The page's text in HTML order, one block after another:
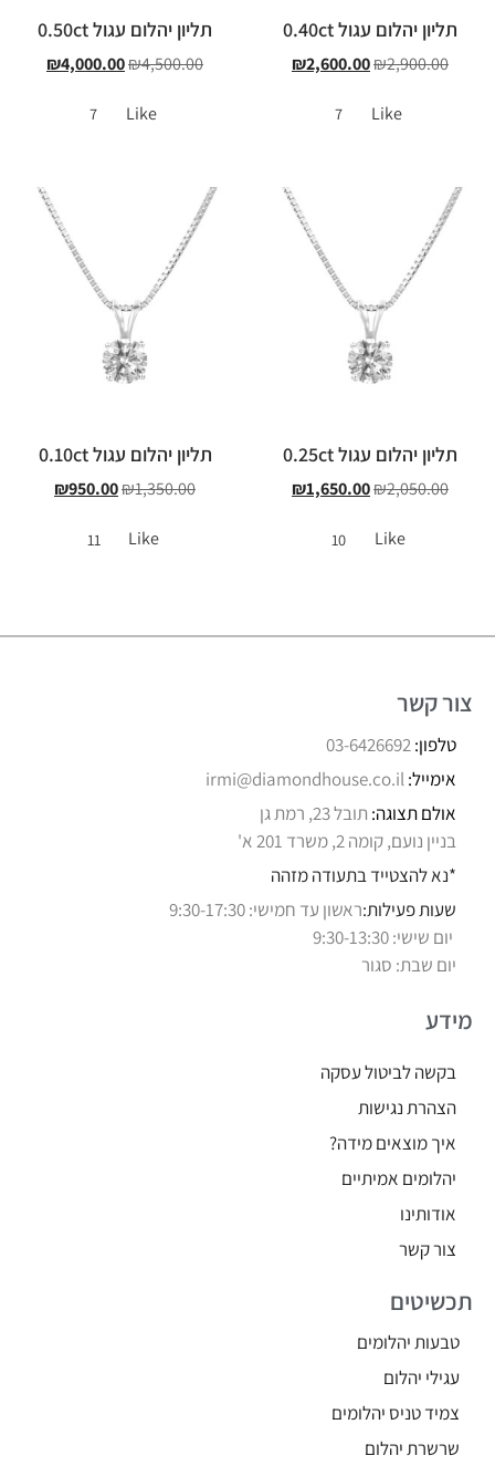
תליון יהלום עגול 0.40ct
₪2,900.00
₪2,600.00
Like
7
תליון יהלום עגול 0.50ct
₪4,500.00
₪4,000.00
Like
7
תליון יהלום עגול 0.25ct
₪2,050.00
₪1,650.00
Like
10
תליון יהלום עגול 0.10ct
₪1,350.00
₪950.00
Like
11
צור קשר
טלפון:03-6426692
אימייל:irmi@diamondhouse.co.il
אולם תצוגה: תובל 23, רמת גן
בניין נועם, קומה 2, משרד 201 א'
*נא להצטייד בתעודה מזהה
שעות פעילות:ראשון עד חמישי: 9:30-17:30
יום שישי: 9:30-13:30
יום שבת: סגור
מידע
בקשה לביטול עסקה
הצהרת נגישות
איך מוצאים מידה?
יהלומים אמיתיים
אודותינו
צור קשר
תכשיטים
טבעות יהלומים
עגילי יהלום
צמיד טניס יהלומים
שרשרת יהלום